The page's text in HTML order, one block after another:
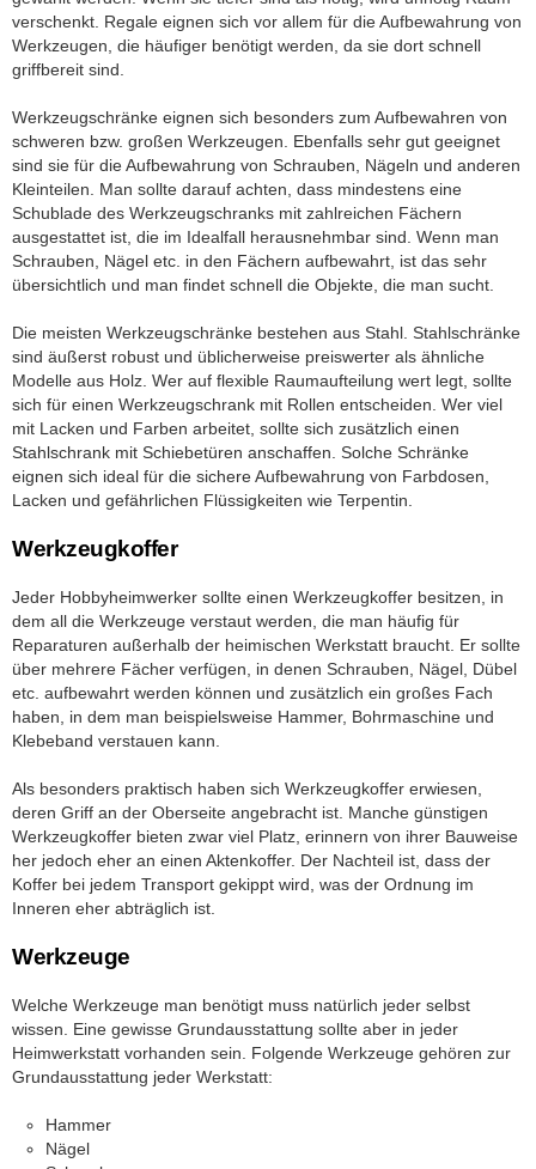
verschenkt. Regale eignen sich vor allem für die Aufbewahrung von
Werkzeugen, die häufiger benötigt werden, da sie dort schnell
griffbereit sind.
Werkzeugschränke eignen sich besonders zum Aufbewahren von
schweren bzw. großen Werkzeugen. Ebenfalls sehr gut geeignet
sind sie für die Aufbewahrung von Schrauben, Nägeln und anderen
Kleinteilen. Man sollte darauf achten, dass mindestens eine
Schublade des Werkzeugschranks mit zahlreichen Fächern
ausgestattet ist, die im Idealfall herausnehmbar sind. Wenn man
Schrauben, Nägel etc. in den Fächern aufbewahrt, ist das sehr
übersichtlich und man findet schnell die Objekte, die man sucht.
Die meisten Werkzeugschränke bestehen aus Stahl. Stahlschränke
sind äußerst robust und üblicherweise preiswerter als ähnliche
Modelle aus Holz. Wer auf flexible Raumaufteilung wert legt, sollte
sich für einen Werkzeugschrank mit Rollen entscheiden. Wer viel
mit Lacken und Farben arbeitet, sollte sich zusätzlich einen
Stahlschrank mit Schiebetüren anschaffen. Solche Schränke
eignen sich ideal für die sichere Aufbewahrung von Farbdosen,
Lacken und gefährlichen Flüssigkeiten wie Terpentin.
Werkzeugkoffer
Jeder Hobbyheimwerker sollte einen Werkzeugkoffer besitzen, in
dem all die Werkzeuge verstaut werden, die man häufig für
Reparaturen außerhalb der heimischen Werkstatt braucht. Er sollte
über mehrere Fächer verfügen, in denen Schrauben, Nägel, Dübel
etc. aufbewahrt werden können und zusätzlich ein großes Fach
haben, in dem man beispielsweise Hammer, Bohrmaschine und
Klebeband verstauen kann.
Als besonders praktisch haben sich Werkzeugkoffer erwiesen,
deren Griff an der Oberseite angebracht ist. Manche günstigen
Werkzeugkoffer bieten zwar viel Platz, erinnern von ihrer Bauweise
her jedoch eher an einen Aktenkoffer. Der Nachteil ist, dass der
Koffer bei jedem Transport gekippt wird, was der Ordnung im
Inneren eher abträglich ist.
Werkzeuge
Welche Werkzeuge man benötigt muss natürlich jeder selbst
wissen. Eine gewisse Grundausstattung sollte aber in jeder
Heimwerkstatt vorhanden sein. Folgende Werkzeuge gehören zur
Grundausstattung jeder Werkstatt:
Hammer
Nägel